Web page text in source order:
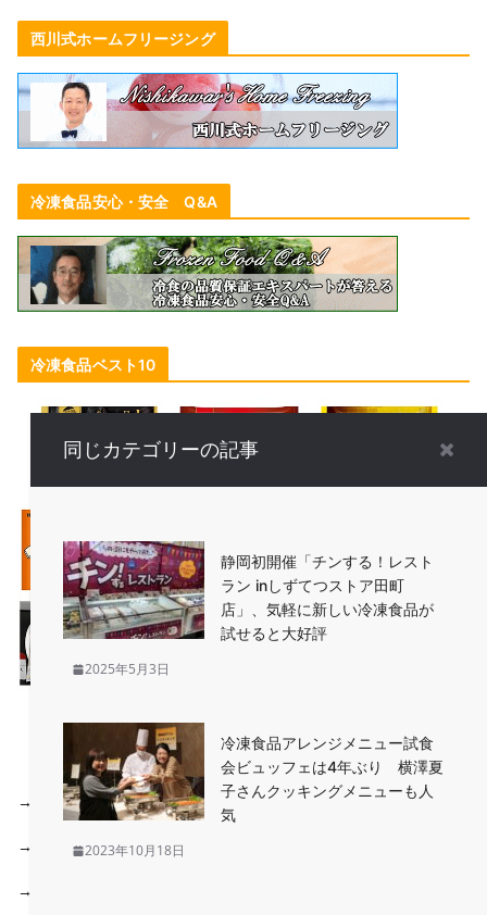
西川式ホームフリージング
冷凍食品安心・安全 Q&A
冷凍食品ベスト10
2025 冷凍食品 新商品ランキング
→ 2024年 冷凍食品 新商品ランキング はこちらから
→ 2023年 冷凍食品 新商品ランキング
→
同じカテゴリーの記事
静岡初開催「チンする！レスト
ラン inしずてつストア田町
店」、気軽に新しい冷凍食品が
試せると大好評
2025年5月3日
冷凍食品アレンジメニュー試食
会ビュッフェは4年ぶり 横澤夏
子さんクッキングメニューも人
気
2023年10月18日